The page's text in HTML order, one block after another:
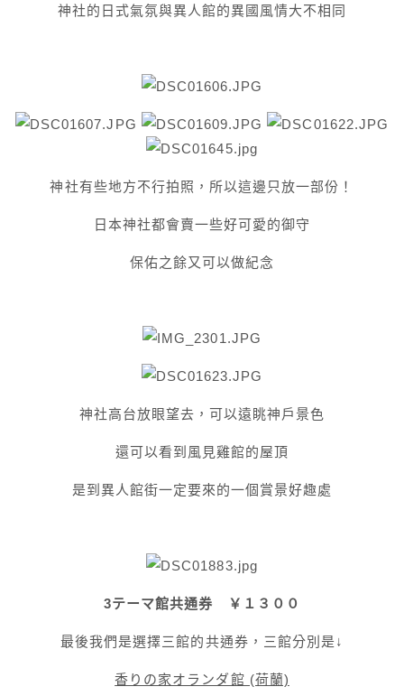
神社的日式氣氛與異人館的異國風情大不相同
神社有些地方不行拍照，所以這邊只放一部份！
日本神社都會賣一些好可愛的御守
保佑之餘又可以做紀念
神社高台放眼望去，可以遠眺神戶景色
還可以看到風見雞館的屋頂
是到異人館街一定要來的一個賞景好趣處
3テーマ館共通券 ￥１３００
最後我們是選擇三館的共通券，三館分別是↓
香りの家オランダ館 (荷蘭)